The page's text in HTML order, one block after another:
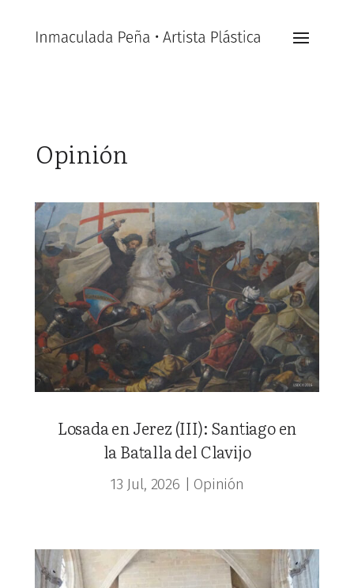
Opinión
Losada en Jerez (III): Santiago en
la Batalla del Clavijo
13 Jul, 2026 Opinión